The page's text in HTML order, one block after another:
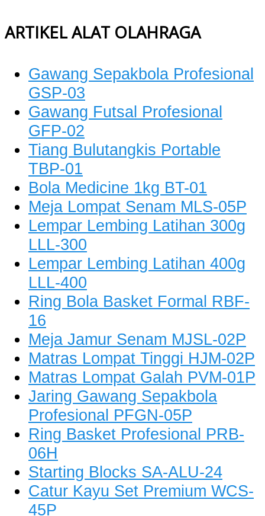
ARTIKEL ALAT OLAHRAGA
Gawang Sepakbola Profesional
GSP-03
Gawang Futsal Profesional
GFP-02
Tiang Bulutangkis Portable
TBP-01
Bola Medicine 1kg BT-01
Meja Lompat Senam MLS-05P
Lempar Lembing Latihan 300g
LLL-300
Lempar Lembing Latihan 400g
LLL-400
Ring Bola Basket Formal RBF-
16
Meja Jamur Senam MJSL-02P
Matras Lompat Tinggi HJM-02P
Matras Lompat Galah PVM-01P
Jaring Gawang Sepakbola
Profesional PFGN-05P
Ring Basket Profesional PRB-
06H
Starting Blocks SA-ALU-24
Catur Kayu Set Premium WCS-
45P